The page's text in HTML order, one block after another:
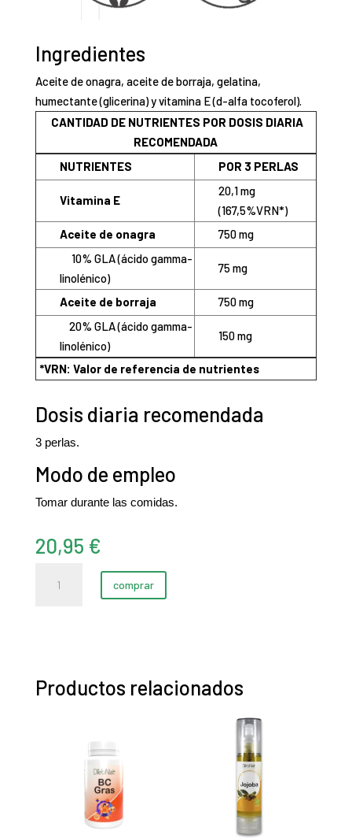
Ingredientes
Aceite de onagra, aceite de borraja, gelatina,
humectante (glicerina) y vitamina E (d-alfa tocoferol).
CANTIDAD DE NUTRIENTES POR DOSIS DIARIA
RECOMENDADA
NUTRIENTES
POR 3 PERLAS
Vitamina E
20,1 mg
(167,5%VRN*)
Aceite de onagra
750 mg
10% GLA (ácido gamma-
linolénico)
75 mg
Aceite de borraja
750 mg
20% GLA (ácido gamma-
linolénico)
150 mg
*VRN: Valor de referencia de nutrientes
Dosis diaria recomendada
3 perlas.
Modo de empleo
Tomar durante las comidas.
20,95 €
comprar
Productos relacionados